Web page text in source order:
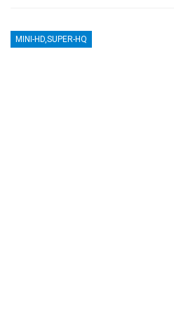
MINI-HD,SUPER-HQ